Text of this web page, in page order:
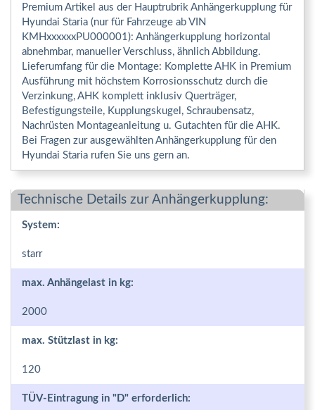
Premium Artikel aus der Hauptrubrik Anhängerkupplung für
Hyundai Staria (nur für Fahrzeuge ab VIN
KMHxxxxxxPU000001): Anhängerkupplung horizontal
abnehmbar, manueller Verschluss, ähnlich Abbildung.
Lieferumfang für die Montage: Komplette AHK in Premium
Ausführung mit höchstem Korrosionsschutz durch die
Verzinkung, AHK komplett inklusiv Querträger,
Befestigungsteile, Kupplungskugel, Schraubensatz,
Nachrüsten Montageanleitung u. Gutachten für die AHK.
Bei Fragen zur ausgewählten Anhängerkupplung für den
Hyundai Staria rufen Sie uns gern an.
Technische Details zur Anhängerkupplung:
System:
starr
max. Anhängelast in kg:
2000
max. Stützlast in kg:
120
TÜV-Eintragung in "D" erforderlich: